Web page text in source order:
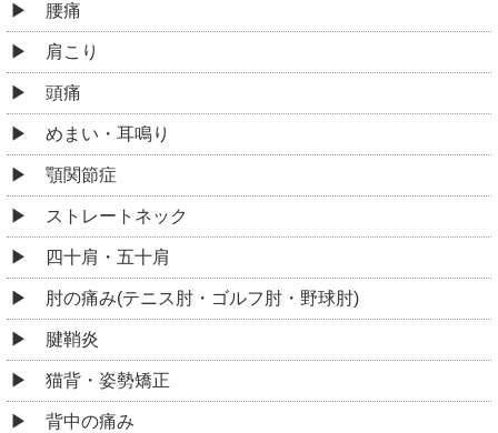
腰痛
肩こり
頭痛
めまい・耳鳴り
顎関節症
ストレートネック
四十肩・五十肩
肘の痛み(テニス肘・ゴルフ肘・野球肘)
腱鞘炎
猫背・姿勢矯正
背中の痛み